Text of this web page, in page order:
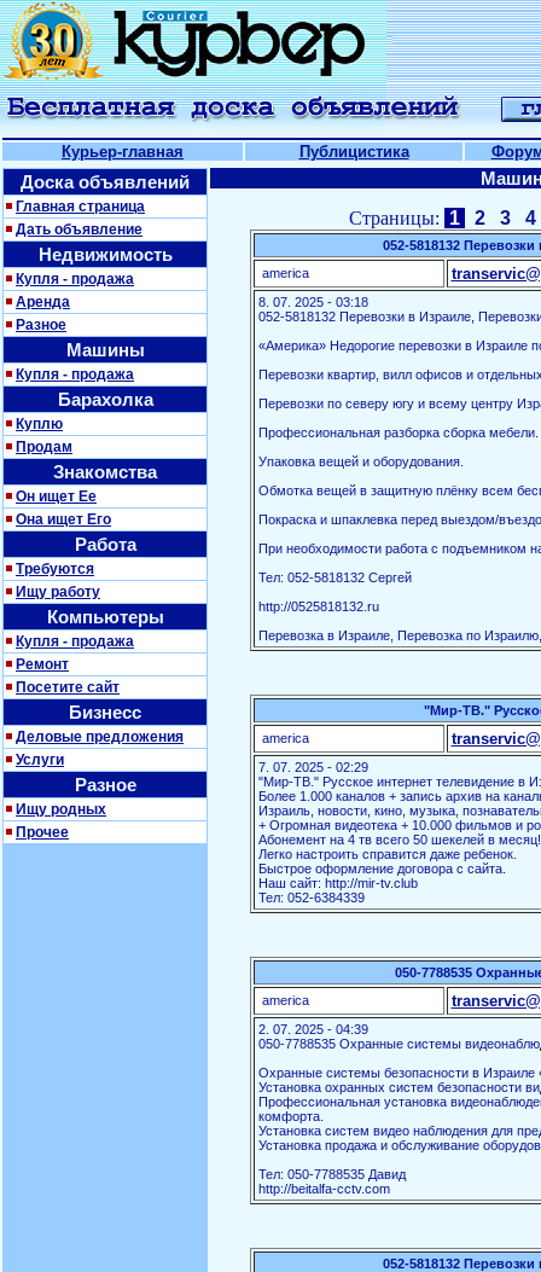
Курьер-главная Публицистика
Доска объявлений
Главная страница
Дать объявление
Недвижимость
Купля - продажа
Аренда
Разное
Машины
Купля - продажа
Барахолка
Куплю
Продам
Знакомства
Он ищет Ее
Она ищет Его
Работа
Требуются
Ищу работу
Компьютеры
Купля - продажа
Ремонт
Посетите сайт
Бизнесс
Деловые предложения
Услуги
Разное
Ищу родных
Прочее
Страницы: 1 2 3 4
052-5818132
america
8. 07. 2025 - 03:18
052-5818132 Перевозки в Израиле,
«Америка» Недорогие перевозки в Израиле
Перевозки квартир, вилл офисов и
Перевозки по северу югу и всему центру
Профессиональная разборка сборка мебели.
Упаковка вещей и оборудования.
Обмотка вещей в защитную плёнку всем
Покраска и шпаклевка перед выездом/
При необходимости работа с подъемником
Тел: 052-5818132 Сергей
http://0525818132.ru
Перевозка в Израиле, Перевозка по
"Мир-ТВ."
america
7. 07. 2025 - 02:29
"Мир-ТВ." Русское интернет телевидение в
Более 1.000 каналов + запись архив на
Израиль, новости, кино, музыка,
+ Огромная видеотека + 10.000 фильмов и
Абонемент на 4 тв всего 50 шекелей в месяц!
Легко настроить справится даже ребенок.
Быстрое оформление договора с сайта.
Наш сайт: http://mir-tv.club
Тел: 052-6384339
050-7788535
america
2. 07. 2025 - 04:39
050-7788535 Охранные системы
Охранные системы безопасности в Израиле
Установка охранных систем безопасности
Профессиональная установка
комфорта.
Установка систем видео наблюдения для
Установка продажа и обслуживание
Тел: 050-7788535 Давид
http://beitalfa-cctv.com
052-5818132